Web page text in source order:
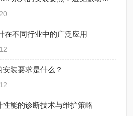
在不同行业中的广泛应用
装要求是什么？
能的诊断技术与维护策略